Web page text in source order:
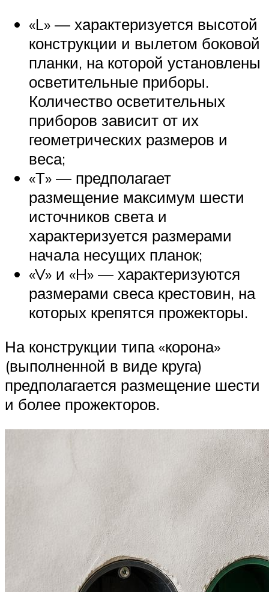
«L» — характеризуется высотой
конструкции и вылетом боковой
планки, на которой установлены
осветительные приборы.
Количество осветительных
приборов зависит от их
геометрических размеров и
веса;
«Т» — предполагает
размещение максимум шести
источников света и
характеризуется размерами
начала несущих планок;
«V» и «H» — характеризуются
размерами свеса крестовин, на
которых крепятся прожекторы.
На конструкции типа «корона»
(выполненной в виде круга)
предполагается размещение шести
и более прожекторов.